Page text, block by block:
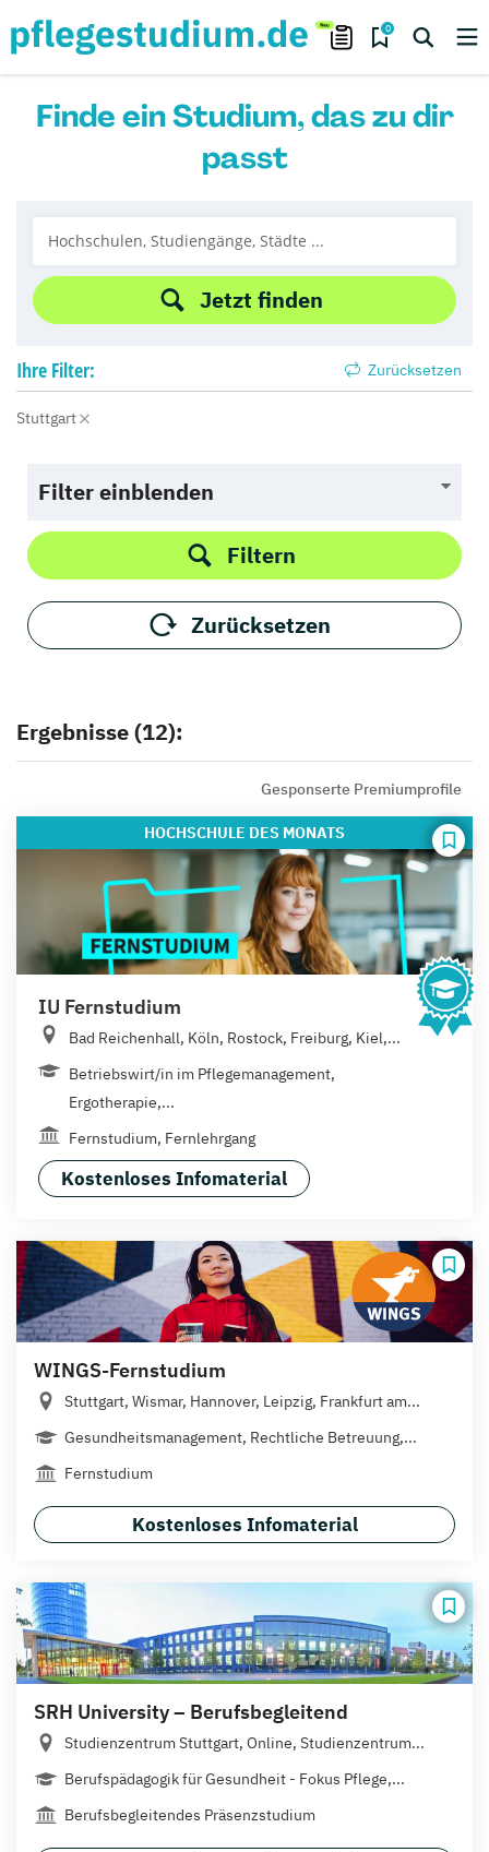
0
Finde ein Studium, das zu dir
passt
Jetzt finden
Ihre Filter: Zurücksetzen
Stuttgart
Filter einblenden
Filtern
Zurücksetzen
Ergebnisse (12):
Gesponserte Premiumprofile
HOCHSCHULE DES MONATS
IU Fernstudium
Bad Reichenhall, Köln, Rostock, Freiburg, Kiel,...
Betriebswirt/in im Pflegemanagement,
Ergotherapie,...
Fernstudium, Fernlehrgang
Kostenloses Infomaterial
WINGS-Fernstudium
Stuttgart, Wismar, Hannover, Leipzig, Frankfurt am...
Gesundheitsmanagement, Rechtliche Betreuung,...
Fernstudium
Kostenloses Infomaterial
SRH University – Berufsbegleitend
Studienzentrum Stuttgart, Online, Studienzentrum...
Berufspädagogik für Gesundheit - Fokus Pflege,...
Berufsbegleitendes Präsenzstudium